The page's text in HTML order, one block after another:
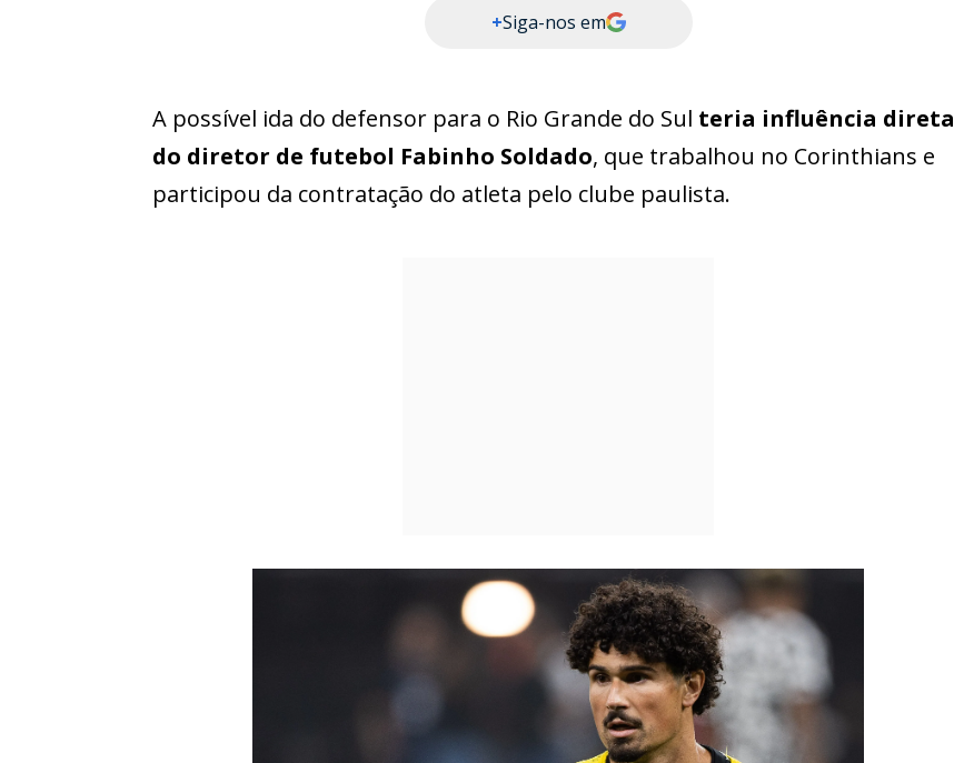
+Siga-nos em
A possível ida do defensor para o Rio Grande do Sul teria influência direta
do diretor de futebol Fabinho Soldado, que trabalhou no Corinthians e
participou da contratação do atleta pelo clube paulista.